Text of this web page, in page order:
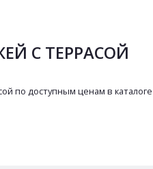
С ТЕРРАСОЙ
по доступным ценам в